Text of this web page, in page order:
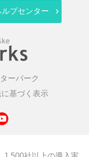
ルプセンター
ーパーク
基づく表示